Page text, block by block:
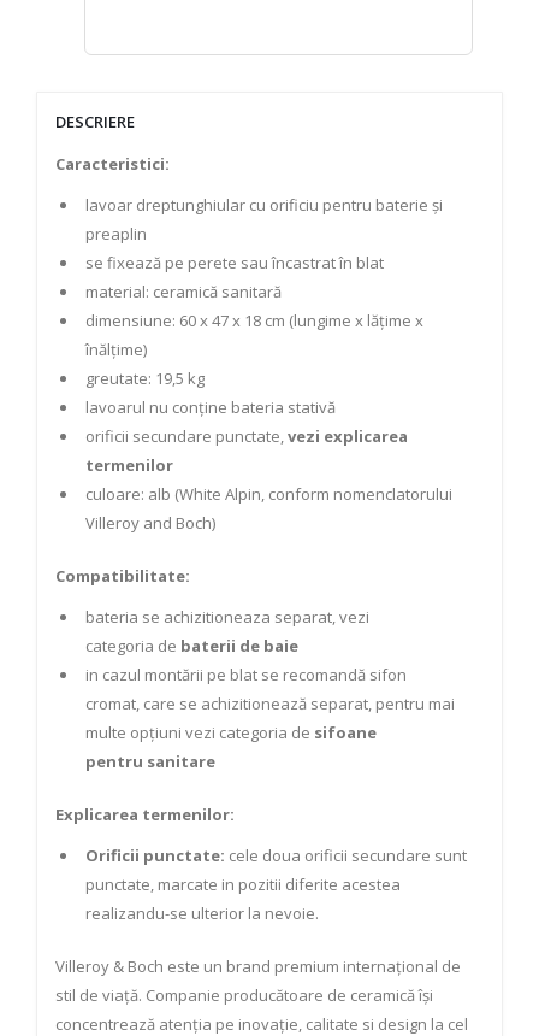
DESCRIERE
Caracteristici:
lavoar dreptunghiular cu orificiu pentru baterie și
preaplin
se fixează pe perete sau încastrat în blat
material: ceramică sanitară
dimensiune: 60 x 47 x 18 cm (lungime x lățime x
înălțime)
greutate: 19,5 kg
lavoarul nu conține bateria stativă
orificii secundare punctate,vezi explicarea
termenilor
culoare: alb (White Alpin, conform nomenclatorului
Villeroy and Boch)
Compatibilitate:
bateria se achizitioneaza separat, vezi
categoria de baterii de baie
in cazul montării pe blat se recomandă sifon
cromat, care se achizitionează separat, pentru mai
multe opțiuni vezi categoria de sifoane
pentru sanitare
Explicarea termenilor:
Orificii punctate: cele doua orificii secundare sunt
punctate, marcate in pozitii diferite acestea
realizandu-se ulterior la nevoie.
Villeroy & Boch este un brand premium internațional de
stil de viață. Companie producătoare de ceramică își
concentrează atenția pe inovație, calitate si design la cel